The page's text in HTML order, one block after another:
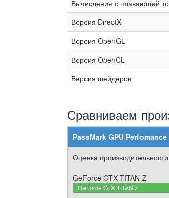
Вычисления с плавающей
Версия DirectX
Версия OpenGL
Версия OpenCL
Версия шейдеров
Сравниваем
PassMark GPU Perfomance
Оценка
GeForce GTX TITAN Z
GeForce GTX TITAN Z